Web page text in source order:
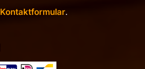
Kontaktformular.